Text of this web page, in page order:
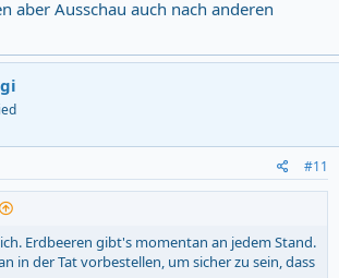
aber Ausschau auch nach anderen
#11
Erdbeeren gibt's momentan an jedem Stand.
in der Tat vorbestellen, um sicher zu sein, dass